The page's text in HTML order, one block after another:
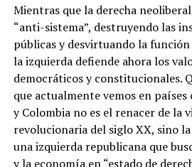
Mientras que la derecha
“anti-sistema”, destruyendo las
públicas y desvirtuando la
la izquierda defiende ahora los
democráticos y constitucionales.
que actualmente vemos en países
y Colombia no es el renacer de la
revolucionaria del siglo XX, sino
una izquierda republicana que
y la economía en “estado de